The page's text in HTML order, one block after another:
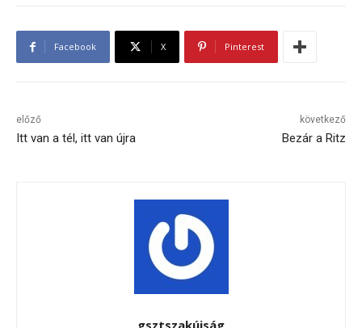
Facebook X Pinterest
előző
Itt van a tél, itt van újra
következő
Bezár a Ritz